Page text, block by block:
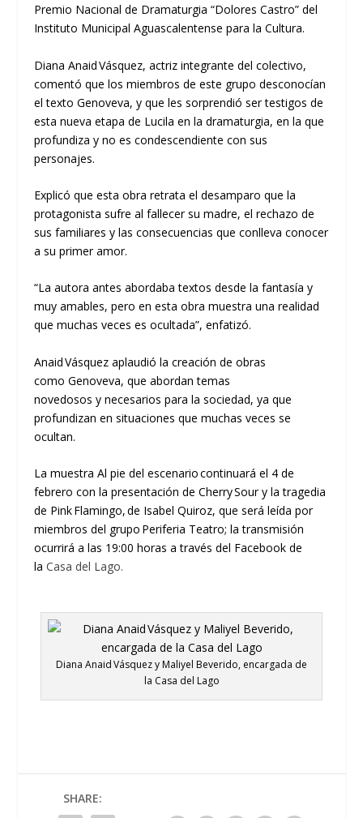
Premio Nacional de Dramaturgia“Dolores Castro” del
Instituto Municipal Aguascalentense para la Cultura.
DianaAnaidVásquez, actriz integrante del colectivo,
comentó que los miembros de este grupo desconocían
el textoGenoveva, y que les sorprendió ser testigos de
esta nueva etapade Lucila en la dramaturgia, en la que
profundiza y no es condescendiente con sus
personajes.
Explicó que esta obra retrata el desamparo que la
protagonista sufre al fallecer su madre, el rechazo de
sus familiares y las consecuencias que conlleva conocer
a su primer amor.
“La autora antes abordaba textos desde la fantasía y
muy amables, pero en esta obra muestra una realidad
que muchas veces esocultada”, enfatizó.
AnaidVásquez aplaudió la creación de obras
comoGenoveva, que abordan temas
novedososynecesarios para la sociedad, ya que
profundizan en situaciones que muchas veces se
ocultan.
La muestraAl pie del escenariocontinuará el 4 de
febrero con la presentación deCherry Sour y la tragedia
de PinkFlamingo, de Isabel Quiroz, que será leída por
miembros del grupo Periferia Teatro; la transmisión
ocurrirá a las 19:00 horas a través del Facebook de
laCasa del Lago.
Diana Anaid Vásquez y Maliyel Beverido, encargada de
la Casa del Lago
SHARE: